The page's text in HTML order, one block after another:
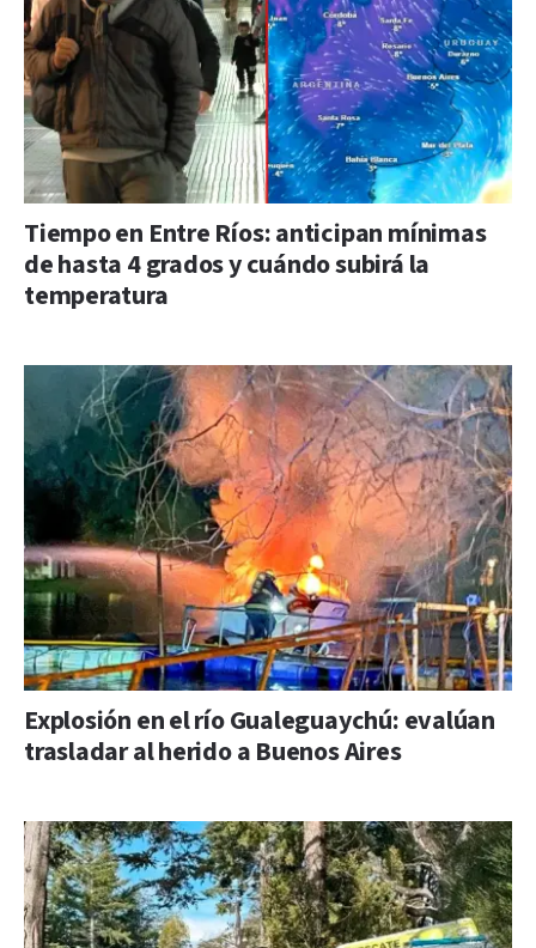
Tiempo en Entre Ríos: anticipan mínimas
de hasta 4 grados y cuándo subirá la
temperatura
Explosión en el río Gualeguaychú: evalúan
trasladar al herido a Buenos Aires